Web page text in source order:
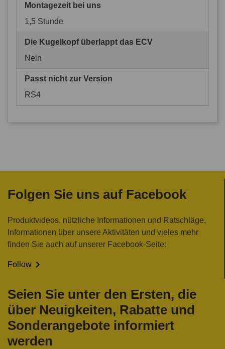
Montagezeit bei uns
1,5 Stunde
Die Kugelkopf überlappt das ECV
Nein
Passt nicht zur Version
RS4
Folgen Sie uns auf Facebook
Produktvideos, nützliche Informationen und Ratschläge,
Informationen über unsere Aktivitäten und vieles mehr
finden Sie auch auf unserer Facebook-Seite:
Follow 
Seien Sie unter den Ersten, die
über Neuigkeiten, Rabatte und
Sonderangebote informiert
werden